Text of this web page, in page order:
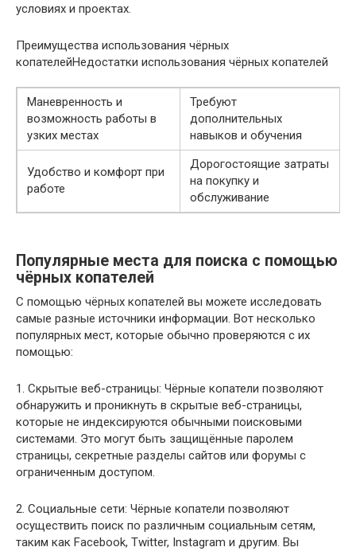
условиях и проектах.
Преимущества использования чёрных
копателейНедостатки использования чёрных копателей
Маневренность и
возможность работы в
узких местах
Требуют
дополнительных
навыков и обучения
Удобство и комфорт при
работе
Дорогостоящие затраты
на покупку и
обслуживание
Популярные места для поиска с помощью
чёрных копателей
С помощью чёрных копателей вы можете исследовать
самые разные источники информации. Вот несколько
популярных мест, которые обычно проверяются с их
помощью:
1. Скрытые веб-страницы: Чёрные копатели позволяют
обнаружить и проникнуть в скрытые веб-страницы,
которые не индексируются обычными поисковыми
системами. Это могут быть защищённые паролем
страницы, секретные разделы сайтов или форумы с
ограниченным доступом.
2. Социальные сети: Чёрные копатели позволяют
осуществить поиск по различным социальным сетям,
таким как Facebook, Twitter, Instagram и другим. Вы